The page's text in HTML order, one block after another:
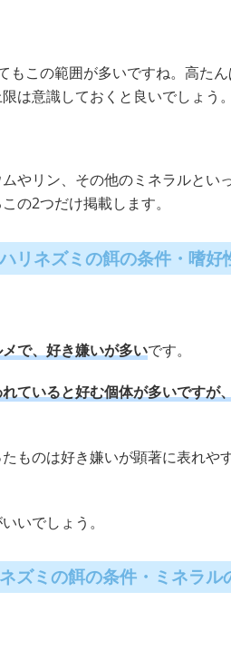
もこの範囲が多いですね。高た
は意識しておくと良いでしょう。
やリン、その他のミネラルとい
の2つだけ掲載します。
ハリネズミの餌の条件・嗜好
で、好き嫌いが多いです。
ていると好む個体が多いですが
ものは好き嫌いが顕著に表れや
いでしょう。
ズミの餌の条件・ミネラル